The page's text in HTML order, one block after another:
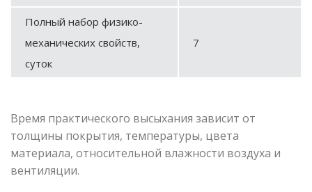
Полный набор физико-
механических свойств,
суток
7
Время практического высыхания зависит от
толщины покрытия, температуры, цвета
материала, относительной влажности воздуха и
вентиляции.